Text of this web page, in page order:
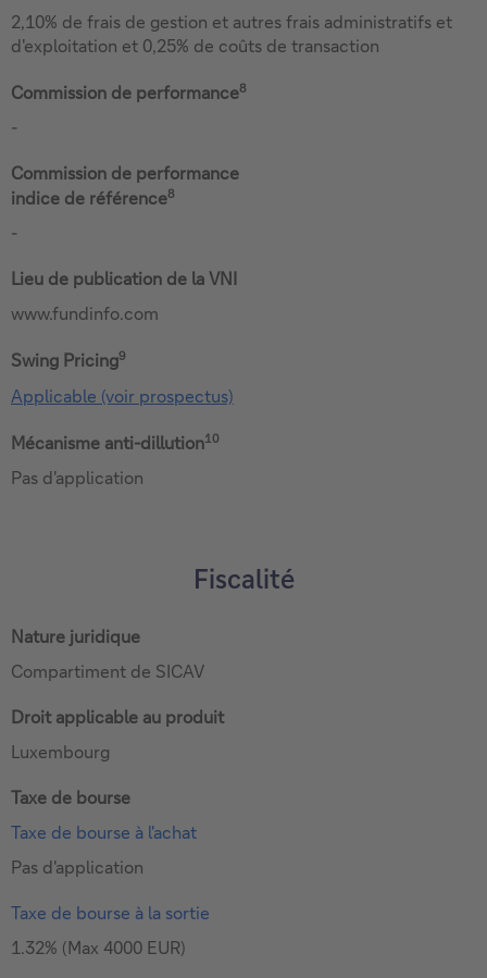
2,10% de frais de gestion et autres frais administratifs et
d'exploitation et 0,25% de coûts de transaction
Commission de performance8
-
Commission de performance
indice de référence8
-
Lieu de publication de la VNI
www.fundinfo.com
Swing Pricing9
Applicable (voir prospectus)
Mécanisme anti-dillution10
Pas d'application
Fiscalité
Nature juridique
Compartiment de SICAV
Droit applicable au produit
Luxembourg
Taxe de bourse
Taxe de bourse à l'achat
Pas d'application
Taxe de bourse à la sortie
1.32% (Max 4000 EUR)